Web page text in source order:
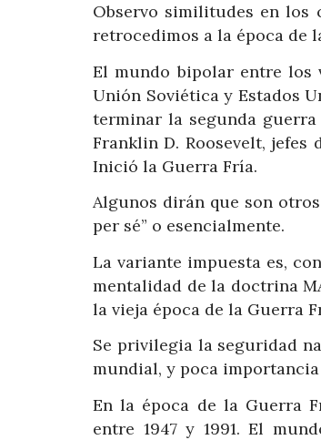
Observo similitudes en los
retrocedimos a la época de
El mundo bipolar entre los
Unión Soviética y Estados
terminar la segunda
Franklin D. Roosevelt, jefes
Inició la Guerra Fría.
Algunos dirán que son
per sé” o esencialmente.
La variante impuesta es,
mentalidad de la doctrina
la vieja época de la Guerra
Se privilegia la seguridad
mundial, y poca
En la época de la Guerra
entre 1947 y 1991. El